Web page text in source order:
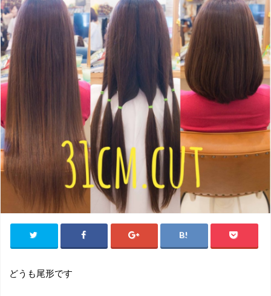
どうも尾形です